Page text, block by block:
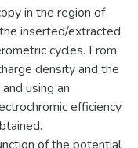
in the region of
inserted/extracted
cycles. From
density and the
using an
efficiency